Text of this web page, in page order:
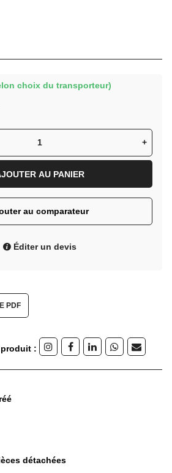
choix du transporteur)
+
AU PANIER
au comparateur
Éditer un devis
PDF
:
détachées